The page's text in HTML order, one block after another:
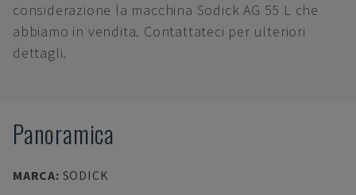
considerazione la macchina Sodick AG 55 L che
abbiamo in vendita. Contattateci per ulteriori
dettagli.
Panoramica
MARCA: SODICK